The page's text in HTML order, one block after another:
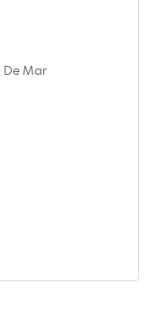
De Mar